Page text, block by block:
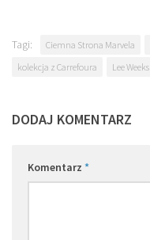
Tagi: Ciemna Strona Marvela
kolekcja z Carrefoura
Lee Weeks
DODAJ KOMENTARZ
Komentarz *